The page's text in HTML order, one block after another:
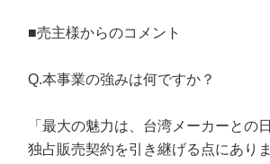
■売主様からのコメント
Q.本事業の強みは何ですか？
「最大の魅力は、台湾メーカーとの
独占販売契約を引き継げる点にありま